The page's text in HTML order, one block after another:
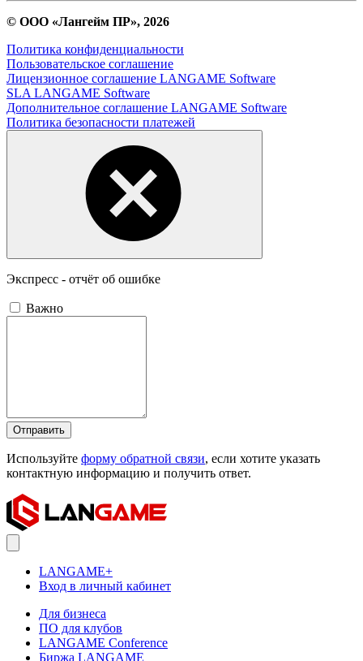
© ООО «Лангейм ПР», 2026
Политика конфиденциальности
Пользовательское соглашение
Лицензионное соглашение LANGAME Software
SLA LANGAME Software
Дополнительное соглашение LANGAME Software
Политика безопасности платежей
Экспресс - отчёт об ошибке
Важно
Отправить
Используйте форму обратной связи, если хотите указать
контактную информацию и получить ответ.
LANGAME+
Вход в личный кабинет
Для бизнеса
ПО для клубов
LANGAME Conference
Биржа LANGAME